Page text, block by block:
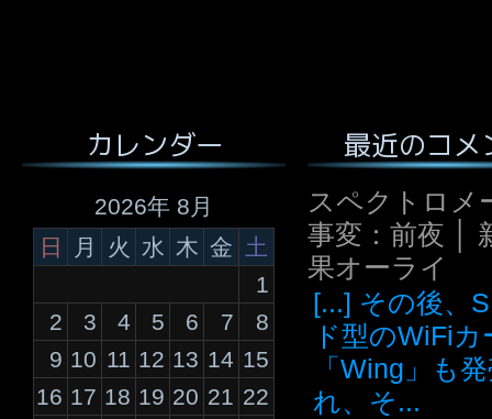
カレンダー
2026年 8月
日
月 火 水 木 金 土
1
2
3 4 5 6 7
8
9 10 11 12 13 14 15
16 17 18 19 20 21 22
最近のコメ
スペクトロメ
事変：前夜 │
果オーライ
[...] その後、
ド型のWiFiカ
「Wing」も
れ、そ...